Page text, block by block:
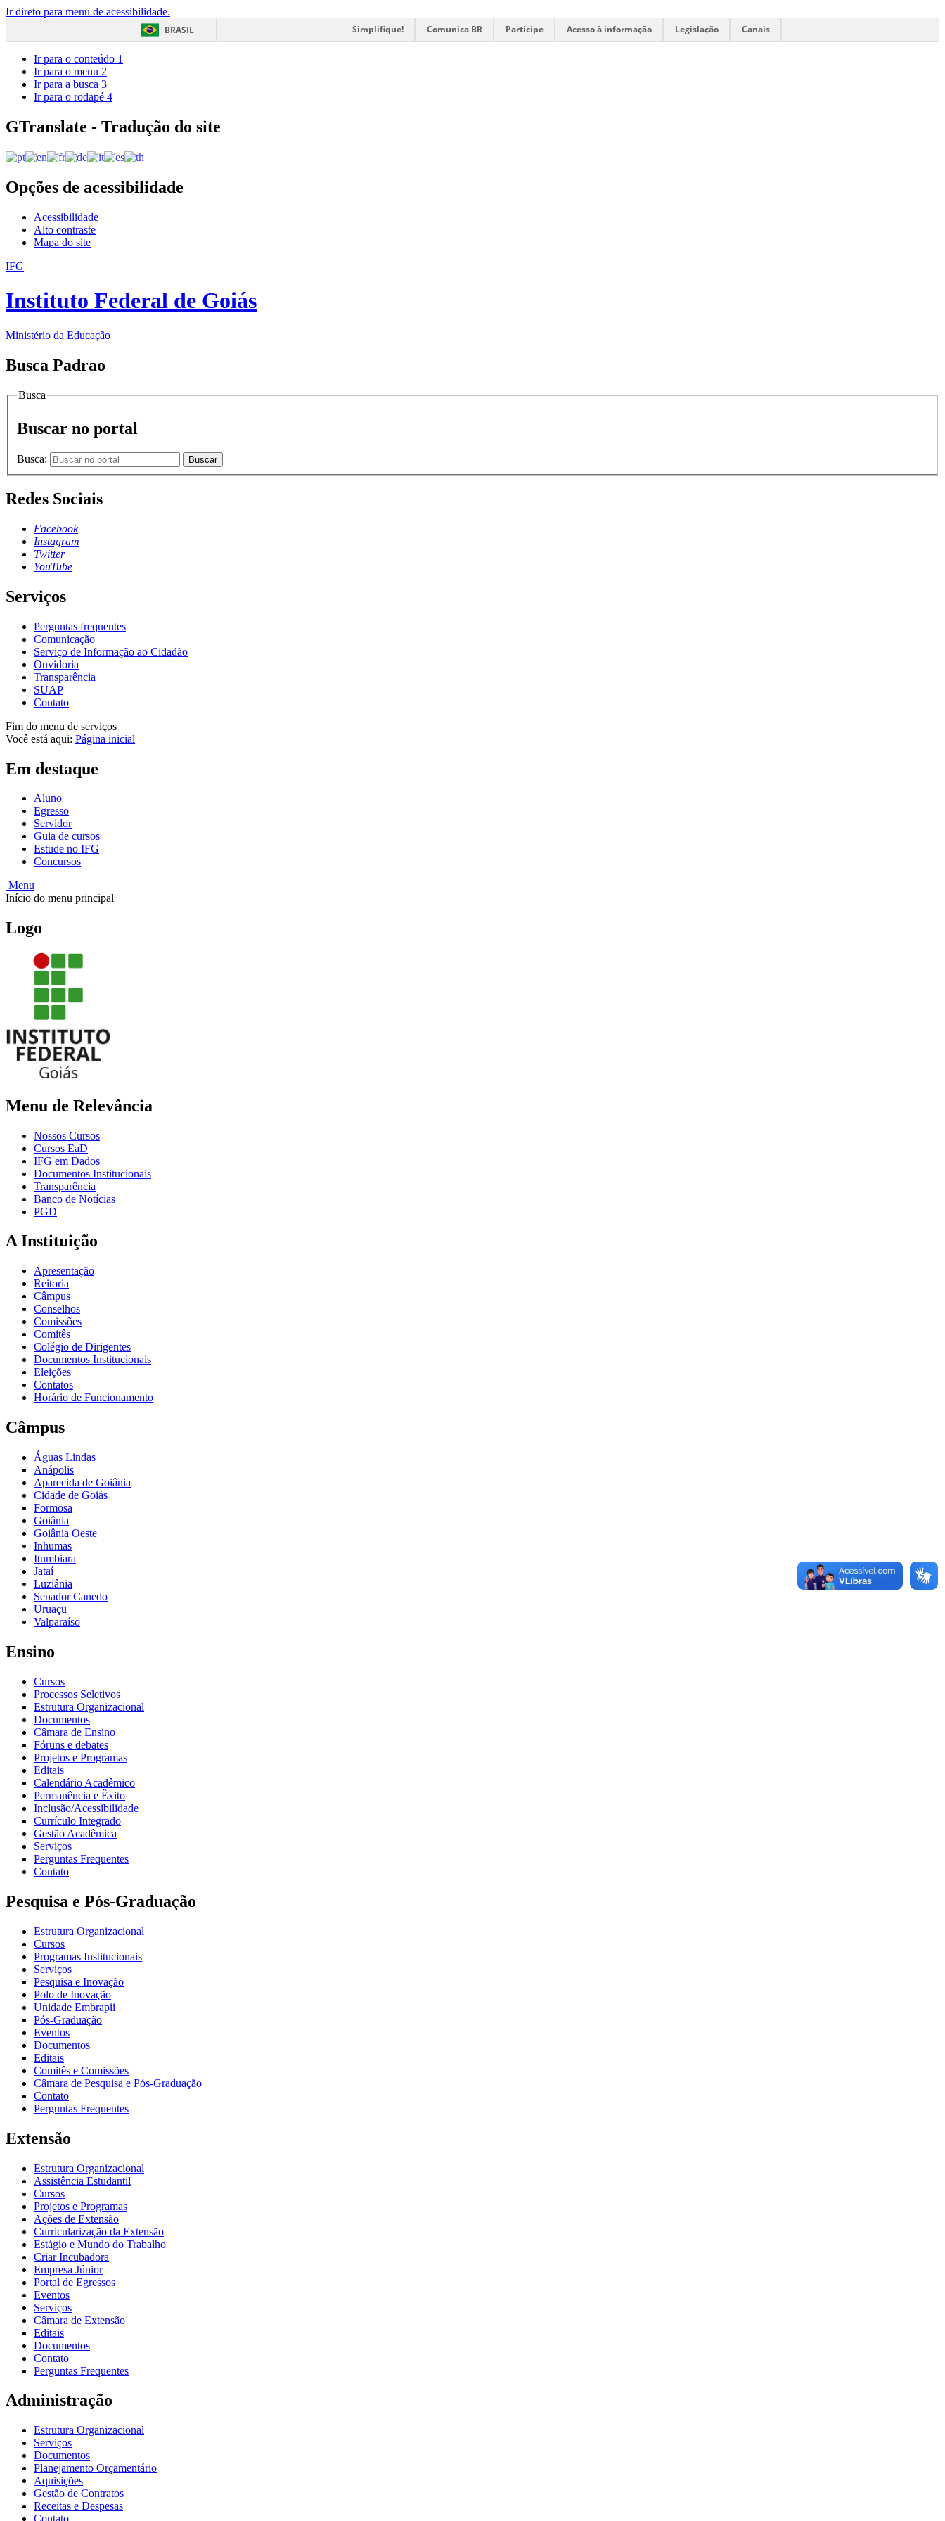
Ir direto para menu de acessibilidade.
BRASIL
Simplifique! Comunica BR Participe Acesso à informação Legislação Canais
Ir para o conteúdo 1
Ir para o menu 2
Ir para a busca 3
Ir para o rodapé 4
GTranslate - Tradução do site
Opções de acessibilidade
Acessibilidade
Alto contraste
Mapa do site
IFG
Instituto Federal de Goiás
Ministério da Educação
Busca Padrao
Busca
Buscar no portal
Busca: Buscar
Redes Sociais
Facebook
Instagram
Twitter
YouTube
Serviços
Perguntas frequentes
Comunicação
Serviço de Informação ao Cidadão
Ouvidoria
Transparência
SUAP
Contato
Fim do menu de serviços
Você está aqui: Página inicial
Em destaque
Aluno
Egresso
Servidor
Guia de cursos
Estude no IFG
Concursos
Menu
Início do menu principal
Logo
Menu de Relevância
Nossos Cursos
Cursos EaD
IFG em Dados
Documentos Institucionais
Transparência
Banco de Notícias
PGD
A Instituição
Apresentação
Reitoria
Câmpus
Conselhos
Comissões
Comitês
Colégio de Dirigentes
Documentos Institucionais
Eleições
Contatos
Horário de Funcionamento
Câmpus
Águas Lindas
Anápolis
Aparecida de Goiânia
Cidade de Goiás
Formosa
Goiânia
Goiânia Oeste
Inhumas
Itumbiara
Jataí
Luziânia
Senador Canedo
Uruaçu
Valparaíso
Ensino
Cursos
Processos Seletivos
Estrutura Organizacional
Documentos
Câmara de Ensino
Fóruns e debates
Projetos e Programas
Editais
Calendário Acadêmico
Permanência e Êxito
Inclusão/Acessibilidade
Currículo Integrado
Gestão Acadêmica
Serviços
Perguntas Frequentes
Contato
Pesquisa e Pós-Graduação
Estrutura Organizacional
Cursos
Programas Institucionais
Serviços
Pesquisa e Inovação
Polo de Inovação
Unidade Embrapii
Pós-Graduação
Eventos
Documentos
Editais
Comitês e Comissões
Câmara de Pesquisa e Pós-Graduação
Contato
Perguntas Frequentes
Extensão
Estrutura Organizacional
Assistência Estudantil
Cursos
Projetos e Programas
Ações de Extensão
Curricularização da Extensão
Estágio e Mundo do Trabalho
Criar Incubadora
Empresa Júnior
Portal de Egressos
Eventos
Serviços
Câmara de Extensão
Editais
Documentos
Contato
Perguntas Frequentes
Administração
Estrutura Organizacional
Serviços
Documentos
Planejamento Orçamentário
Aquisições
Gestão de Contratos
Receitas e Despesas